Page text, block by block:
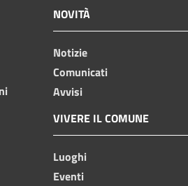
NOVITÀ
Notizie
Comunicati
Avvisi
VIVERE IL COMUNE
Luoghi
Eventi